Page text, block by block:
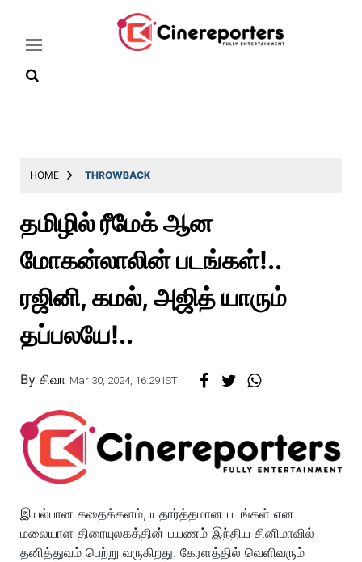
Latest
Throwback
Television
Photos
Story
HOME THROWBACK
தமிழில் ரீமேக் ஆன
மோகன்லாலின் படங்கள்!..
ரஜினி, கமல், அஜித் யாரும்
தப்பலயே!..
By சிவா Mar 30, 2024, 16:29 IST
இயல்பான கதைக்களம், யதார்த்தமான படங்கள் என
மலையாள திரையுலகத்தின் பயணம் இந்திய சினிமாவில்
தனித்துவம் பெற்று வருகிறது. கேரளத்தில் வெளிவரும்